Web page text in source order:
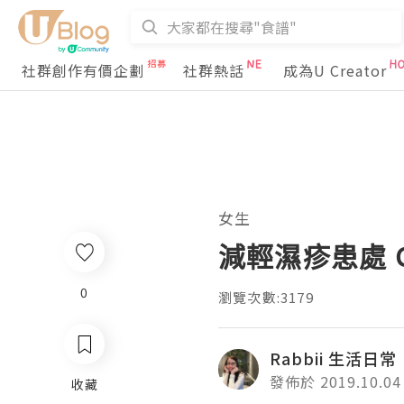
社群創作有價企劃 社群熱話 成為U Creator
0
收藏
女生
減輕濕疹患處
瀏覽次數:3179
Rabbii 生活日常
發佈於 2019.10.04